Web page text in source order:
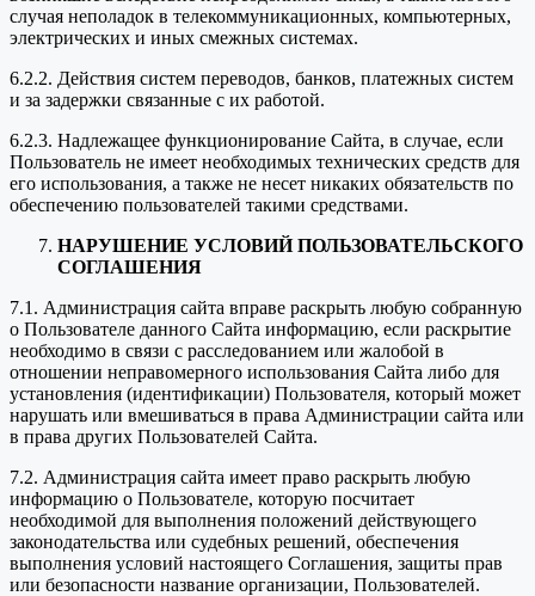
случая неполадок в телекоммуникационных, компьютерных,
электрических и иных смежных системах.
6.2.2. Действия систем переводов, банков, платежных систем
и за задержки связанные с их работой.
6.2.3. Надлежащее функционирование Сайта, в случае, если
Пользователь не имеет необходимых технических средств для
его использования, а также не несет никаких обязательств по
обеспечению пользователей такими средствами.
НАРУШЕНИЕ УСЛОВИЙ ПОЛЬЗОВАТЕЛЬСКОГО
СОГЛАШЕНИЯ
7.1. Администрация сайта вправе раскрыть любую собранную
о Пользователе данного Сайта информацию, если раскрытие
необходимо в связи с расследованием или жалобой в
отношении неправомерного использования Сайта либо для
установления (идентификации) Пользователя, который может
нарушать или вмешиваться в права Администрации сайта или
в права других Пользователей Сайта.
7.2. Администрация сайта имеет право раскрыть любую
информацию о Пользователе, которую посчитает
необходимой для выполнения положений действующего
законодательства или судебных решений, обеспечения
выполнения условий настоящего Соглашения, защиты прав
или безопасности название организации, Пользователей.